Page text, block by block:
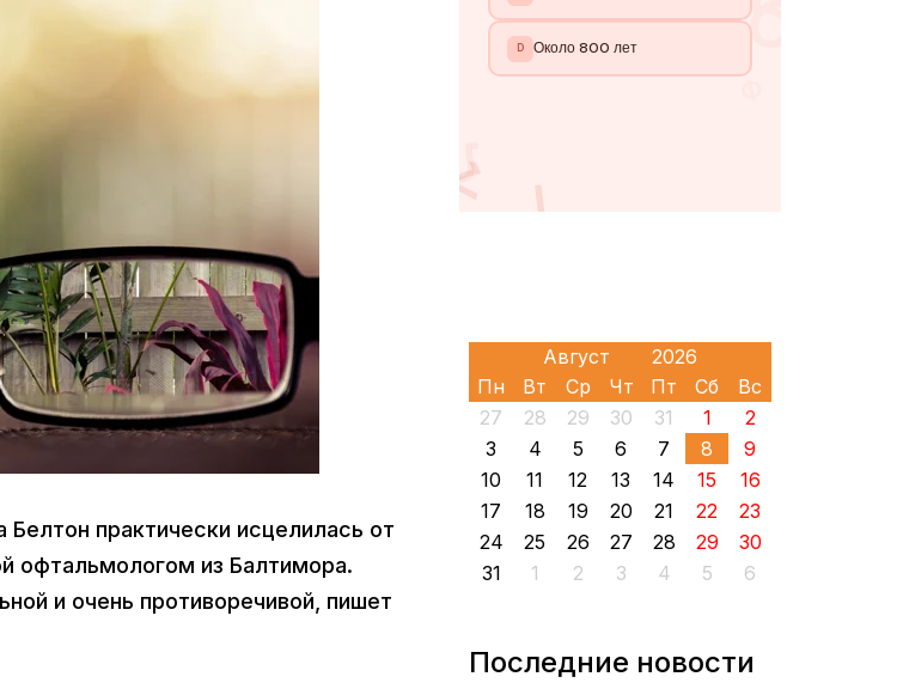
Белтон практически исцелилась от
офтальмологом из Балтимора.
и очень противоречивой, пишет
Пн Вт Ср Чт Пт Сб
Вс
27
28 29 30 31 1
2
3
4 5 6 7 8
9
10
11 12 13 14 15
16
17
18 19 20 21 22
23
24
25 26 27 28 29
30
31
1 2 3 4 5 6
Последние новости